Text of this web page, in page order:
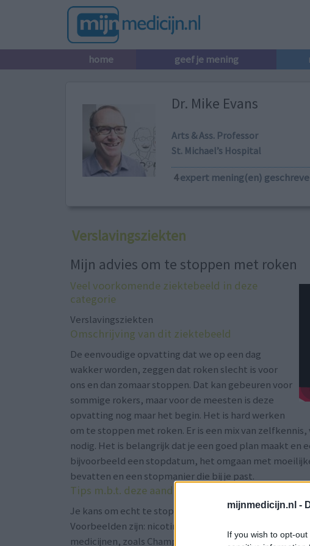
mijnmedicijn.nl -
If you wish to opt-
home geef je mening
Dr. Mike Evans
Arts & Ass. Professor
St. Michael’s Hospital
4expert mening(en)
Verslavingsziekten
Mijn advies om te stoppen met roken
Veel voorkomende ziektebeeld in deze
categorie
Verslavingsziekten
Omschrijving van dit ziektebeeld
De eenvoudige opvatting dat we op een dag
wakker worden, zeggen dat roken slecht is voor
ons en dan zomaar stoppen. Dat kan gebeuren voor
sommige rokers, maar voor de meesten is deze
opvatting nog maar het begin. Het is hard werken
om te stoppen met roken. Er is een mix van
nodig. Het is belangrijk dat je een goed plan maakt en
bijvoorbeeld een stopdatum, het omgaan met
bevatten en een stopmanier die bij je past.
Tips m.b.t. deze aandoening
Je kans om echt te stoppen met roken wordt
Voorbeelden zijn: nicotinevervangende middelen,
medicijnen, zoals Champix, of hulp van experts op het